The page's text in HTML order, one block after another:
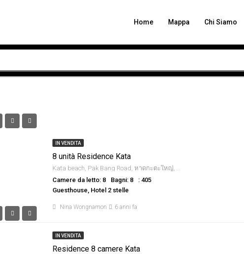
Home Mappa Chi Siamo
IN VENDITA
8 unità Residence Kata
Camere da letto: 8
Bagni: 8
: 405
Guesthouse, Hotel 2 stelle
Nina Wongnamon 6 anni fa
IN VENDITA
Residence 8 camere Kata